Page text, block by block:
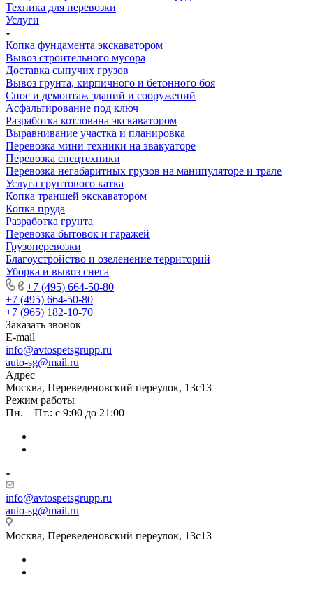
Техника для перевозки
Услуги
Копка фундамента экскаватором
Вывоз строительного мусора
Доставка сыпучих грузов
Вывоз грунта, кирпичного и бетонного боя
Снос и демонтаж зданий и сооружений
Асфальтирование под ключ
Разработка котлована экскаватором
Выравнивание участка и планировка
Перевозка мини техники на эвакуаторе
Перевозка спецтехники
Перевозка негабаритных грузов на манипуляторе и трале
Услуга грунтового катка
Копка траншей экскаватором
Копка пруда
Разработка грунта
Перевозка бытовок и гаражей
Грузоперевозки
Благоустройство и озеленение территорий
Уборка и вывоз снега
+7 (495) 664-50-80
+7 (495) 664-50-80
+7 (965) 182-10-70
Заказать звонок
E-mail
info@avtospetsgrupp.ru
auto-sg@mail.ru
Адрес
Москва, Переведеновский переулок, 13с13
Режим работы
Пн. – Пт.: с 9:00 до 21:00
info@avtospetsgrupp.ru
auto-sg@mail.ru
Москва, Переведеновский переулок, 13с13